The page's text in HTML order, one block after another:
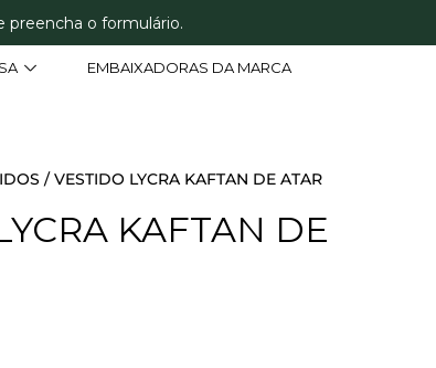
preencha o formulário.
EMBAIXADORAS DA MARCA
/ VESTIDO LYCRA KAFTAN DE ATAR
KAFTAN DE